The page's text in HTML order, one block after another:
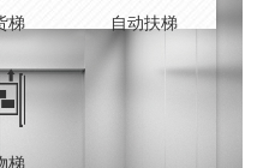
梯 自动扶梯
梯